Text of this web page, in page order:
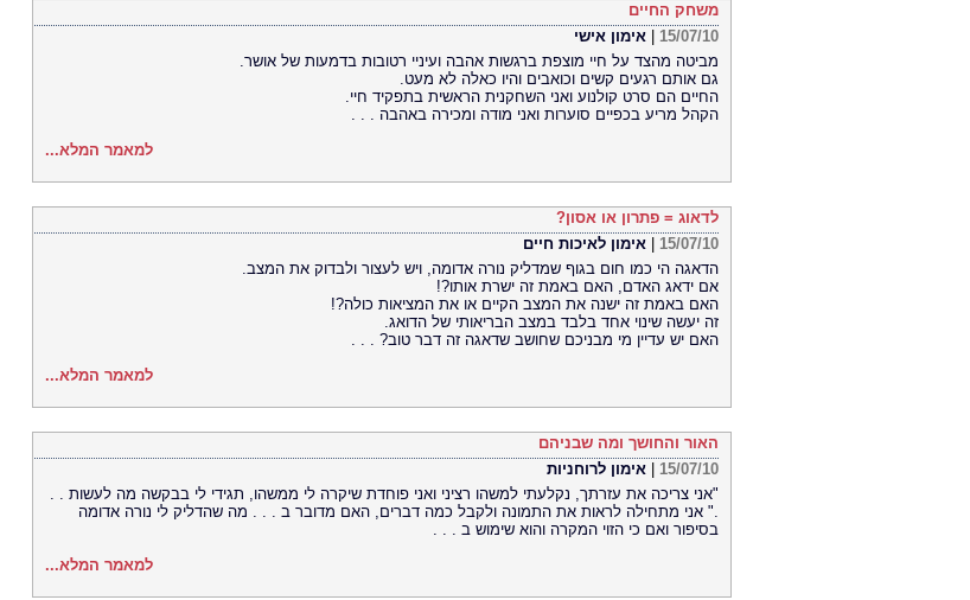
משחק החיים
15/07/10
אימון אישי
מביטה מהצד על חיי מוצפת ברגשות אהבה ועיניי רטובות בדמעות של אושר.
גם אותם רגעים קשים וכואבים והיו כאלה לא מעט.
החיים הם סרט קולנוע ואני השחקנית הראשית בתפקיד חיי.
הקהל מריע בכפיים סוערות ואני מודה ומכירה באהבה . . .
למאמר המלא...
לדאוג = פתרון או אסון?
15/07/10
אימון לאיכות חיים
הדאגה הי כמו חום בגוף שמדליק נורה אדומה, ויש לעצור ולבדוק את המצב.
אם ידאג האדם, האם באמת זה ישרת אותו?!
האם באמת זה ישנה את המצב הקיים או את המציאות כולה?!
זה יעשה שינוי אחד בלבד במצב הבריאותי של הדואג.
האם יש עדיין מי מבניכם שחושב שדאגה זה דבר טוב? . . .
למאמר המלא...
האור והחושך ומה שבניהם
15/07/10
אימון לרוחניות
"אני צריכה את עזרתך, נקלעתי למשהו רציני ואני פוחדת שיקרה לי ממשהו, תגידי לי בבקשה מה לעשות . .
." אני מתחילה לראות את התמונה ולקבל כמה דברים, האם מדובר ב . . . מה שהדליק לי נורה אדומה
בסיפור ואם כי הזוי המקרה והוא שימוש ב . . .
למאמר המלא...